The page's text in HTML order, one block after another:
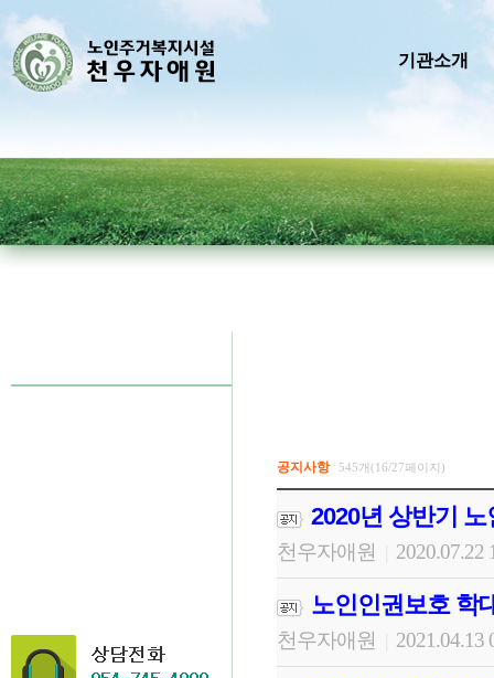
기관소개
공지사항 545개(16/27페이지)
2020년 상반기
천우자애원 2020.07.22
노인인권보호 학
천우자애원 2021.04.13